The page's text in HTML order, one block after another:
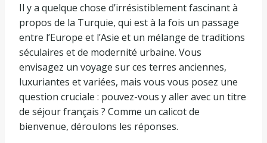
Il y a quelque chose d’irrésistiblement fascinant à
propos de la Turquie, qui est à la fois un passage
entre l’Europe et l’Asie et un mélange de traditions
séculaires et de modernité urbaine. Vous
envisagez un voyage sur ces terres anciennes,
luxuriantes et variées, mais vous vous posez une
question cruciale : pouvez-vous y aller avec un titre
de séjour français ? Comme un calicot de
bienvenue, déroulons les réponses.